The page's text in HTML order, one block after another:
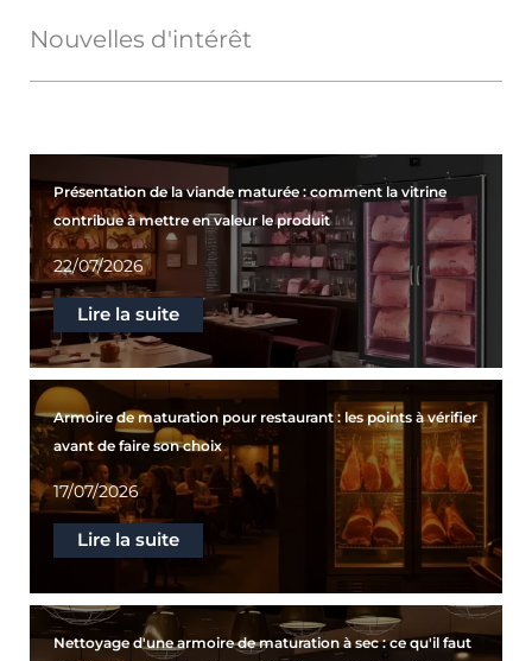
Nouvelles d'intérêt
Présentation de la viande maturée : comment la vitrine
contribue à mettre en valeur le produit
22/07/2026
Lire la suite
Armoire de maturation pour restaurant : les points à vérifier
avant de faire son choix
17/07/2026
Lire la suite
Nettoyage d'une armoire de maturation à sec : ce qu'il faut